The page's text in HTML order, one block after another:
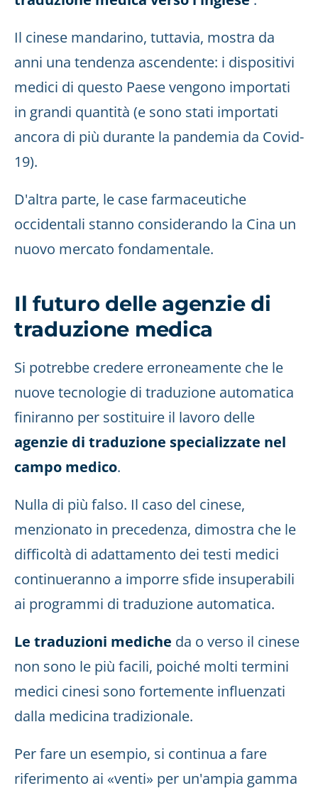
Il cinese mandarino, tuttavia, mostra da
anni una tendenza ascendente: i dispositivi
medici di questo Paese vengono importati
in grandi quantità (e sono stati importati
ancora di più durante la pandemia da Covid-
19).
D'altra parte, le case farmaceutiche
occidentali stanno considerando la Cina un
nuovo mercato fondamentale.
Il futuro delle agenzie di
traduzione medica
Si potrebbe credere erroneamente che le
nuove tecnologie di traduzione automatica
finiranno per sostituire il lavoro delle
agenzie di traduzione specializzate nel
campo medico.
Nulla di più falso. Il caso del cinese,
menzionato in precedenza, dimostra che le
difficoltà di adattamento dei testi medici
continueranno a imporre sfide insuperabili
ai programmi di traduzione automatica.
Le traduzioni mediche da o verso il cinese
non sono le più facili, poiché molti termini
medici cinesi sono fortemente influenzati
dalla medicina tradizionale.
Per fare un esempio, si continua a fare
riferimento ai «venti» per un'ampia gamma